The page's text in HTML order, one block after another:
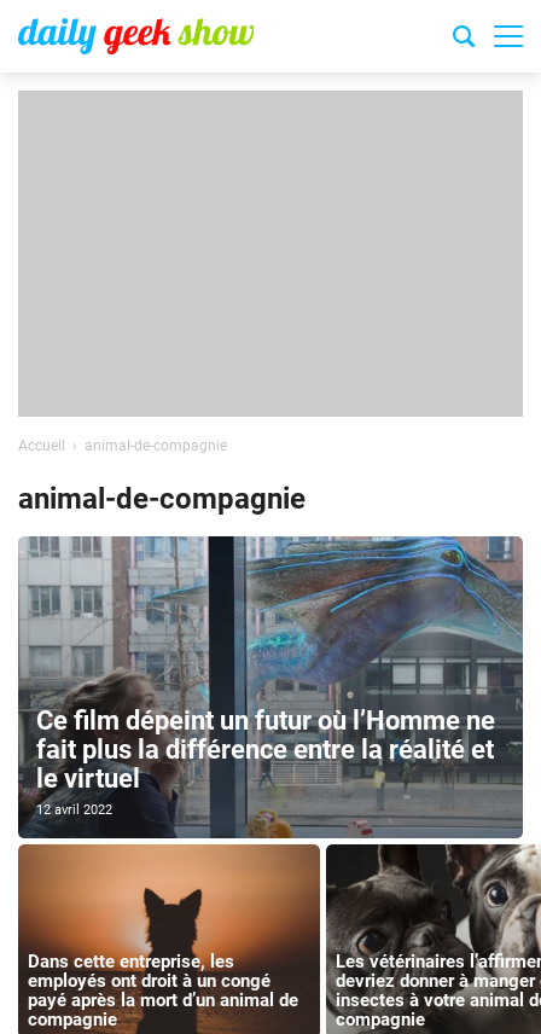
Accueil animal-de-compagnie
animal-de-compagnie
Ce film dépeint un futur où l’Homme ne
fait plus la différence entre la réalité et
le virtuel
12 avril 2022
Dans cette entreprise, les
employés ont droit à un congé
payé après la mort d’un animal de
compagnie
Les vétérinaires
devriez donner à manger
insectes à votre animal
compagnie